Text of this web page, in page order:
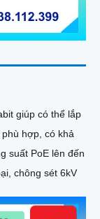
giúp có thể lắp
hợp, có khả
suất PoE lên đến
chông sét 6kV